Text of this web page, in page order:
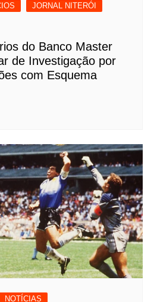
JORNAL NITERÓI
do Banco Master
de Investigação por
com Esquema
NOTÍCIAS